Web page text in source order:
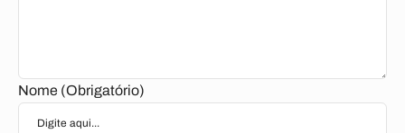
Nome (Obrigatório)